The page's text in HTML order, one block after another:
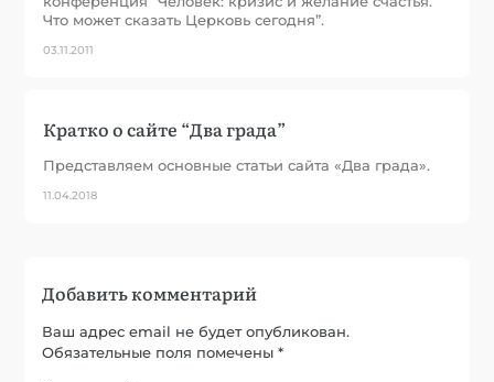
Что может сказать Церковь сегодня”.
03.11.2011
Кратко о сайте “Два града”
Представляем основные статьи сайта «Два града».
11.04.2018
Добавить комментарий
Ваш адрес email не будет опубликован.
Обязательные поля помечены*